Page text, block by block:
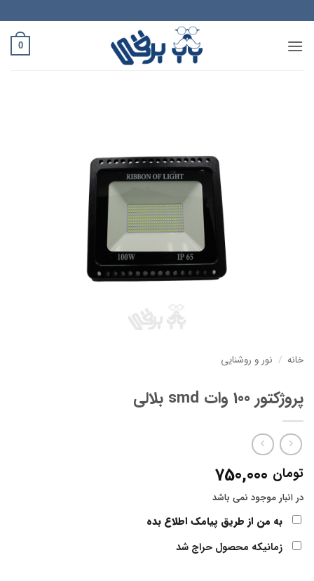
to
content
0
خانه / نور و روشنایی
پروژکتور 100 وات smd بلالی
تومان
در انبار موجود نمی باشد
به من از طریق پیامک اطلاع بده
زمانیکه محصول حراج شد